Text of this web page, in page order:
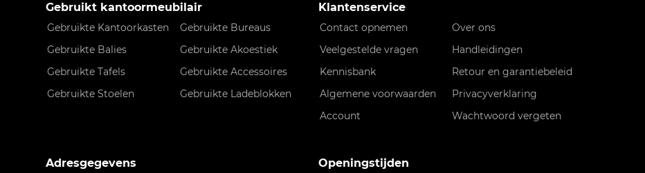
Gebruikt kantoormeubilair
Gebruikte Kantoorkasten
Gebruikte Bureaus
Gebruikte Balies
Gebruikte Akoestiek
Gebruikte Tafels
Gebruikte Accessoires
Gebruikte Stoelen
Gebruikte Ladeblokken
Adresgegevens
Klantenservice
Contact opnemen
Over ons
Veelgestelde vragen
Handleidingen
Kennisbank
Retour en garantiebeleid
Algemene voorwaarden
Privacyverklaring
Account
Wachtwoord vergeten
Openingstijden